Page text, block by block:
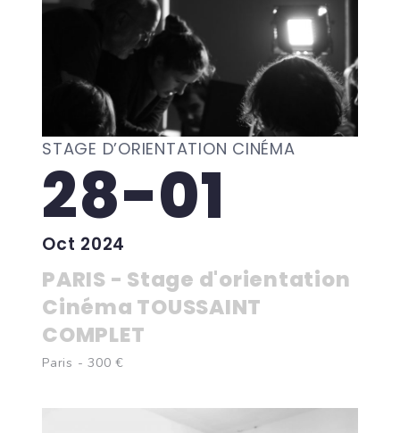
STAGE D’ORIENTATION CINÉMA
28-01
Oct 2024
PARIS - Stage d'orientation
Cinéma TOUSSAINT
COMPLET
Paris - 300 €